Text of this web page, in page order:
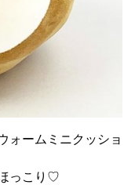
ォームミニクッショ
っこり♡